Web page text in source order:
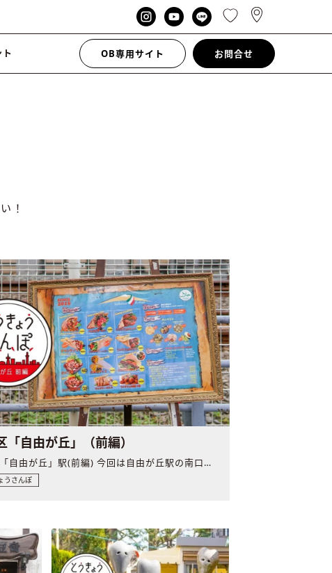
OB専用サイト お問合せ
！
「自由が丘」（前編）
目黒区「自由が丘」駅(前編) 今回は自由が丘駅の南口エリア..
うさんぽ